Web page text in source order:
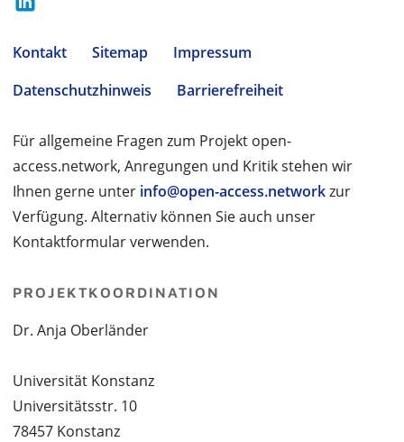
Kontakt Sitemap
Impressum
Datenschutzhinweis
Barrierefreiheit
Für allgemeine Fragen zum Projekt open-
access.network, Anregungen und Kritik stehen wir
Ihnen gerne unter info@open-access.networkzur
Verfügung. Alternativ können Sie auch unser
Kontaktformular verwenden.
PROJEKTKOORDINATION
Dr. Anja Oberländer
Universität Konstanz
Universitätsstr. 10
78457 Konstanz